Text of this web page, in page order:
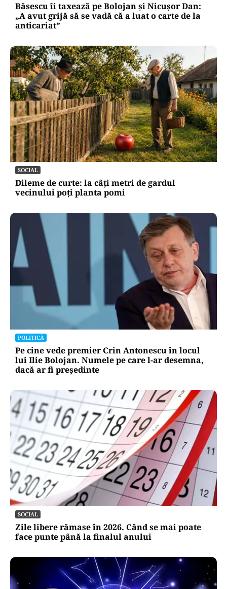
Băsescu îi taxează pe Bolojan și Nicușor Dan:
„A avut grijă să se vadă că a luat o carte de la
anticariat”
SOCIAL
Dileme de curte: la câți metri de gardul
vecinului poți planta pomi
POLITICĂ
Pe cine vede premier Crin Antonescu în locul
lui Ilie Bolojan. Numele pe care l-ar desemna,
dacă ar fi președinte
SOCIAL
Zile libere rămase în 2026. Când se mai poate
face punte până la finalul anului